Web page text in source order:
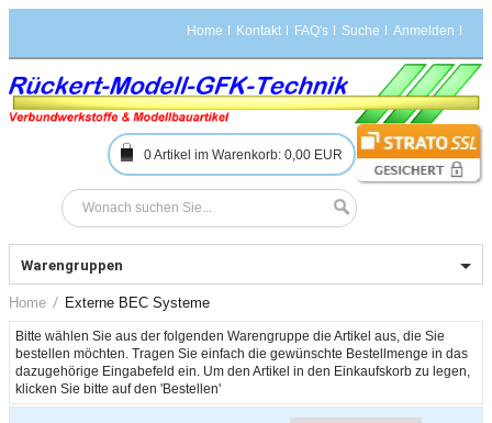
Home Kontakt FAQ's Suche Anmelden
0Artikel im Warenkorb: 0,00 EUR
Warengruppen
Home Externe BEC Systeme
Bitte wählen Sie aus der folgenden Warengruppe die Artikel aus, die Sie
bestellen möchten. Tragen Sie einfach die gewünschte Bestellmenge in das
dazugehörige Eingabefeld ein. Um den Artikel in den Einkaufskorb zu legen,